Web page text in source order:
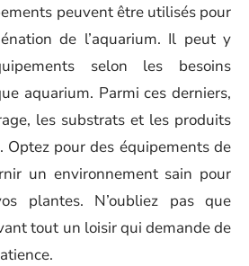
peuvent être utilisés pour
de l’aquarium. Il peut y
selon les besoins
aquarium. Parmi ces derniers,
les substrats et les produits
Optez pour des équipements de
un environnement sain pour
plantes. N’oubliez pas que
tout un loisir qui demande de